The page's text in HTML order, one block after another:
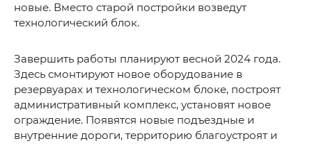
новые. Вместо старой постройки возведут
технологический блок.
Завершить работы планируют весной 2024 года.
Здесь смонтируют новое оборудование в
резервуарах и технологическом блоке, построят
административный комплекс, установят новое
ограждение. Появятся новые подъездные и
внутренние дороги, территорию благоустроят и